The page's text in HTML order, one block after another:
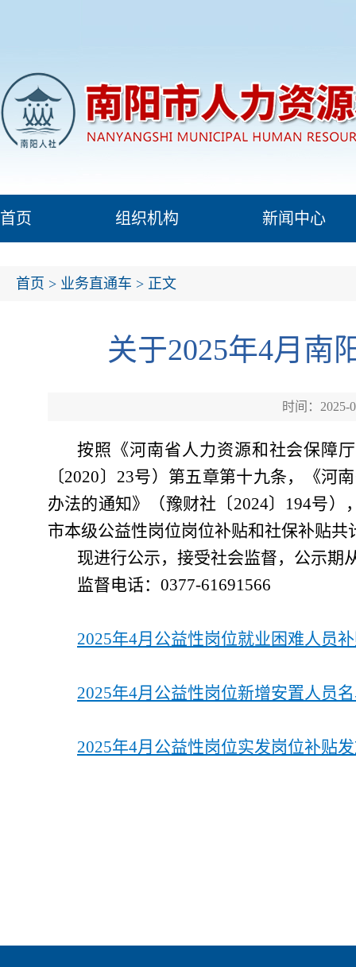
首页 组织机构 新闻中心
首页 > 业务直通车 > 正文
关于2025年4月南
时间：2025-
按照《河南省人力资源和社会保障厅
〔2020〕23号）第五章第十九条，《河
办法的通知》（豫财社〔2024〕194号
市本级公益性岗位岗位补贴和社保补贴共
现进行公示，接受社会监督，公示期
监督电话： 0377-61691566
2025年4月公益性岗位就业困难人员
2025年4月公益性岗位新增安置人员
2025年4月公益性岗位实发岗位补贴